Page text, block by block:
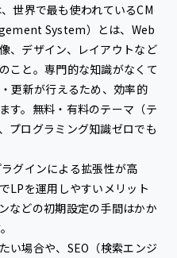
世界で最も使われているCM
System）とは、Web
、デザイン、レイアウトなど
こと。専門的な知識がなくて
更新が行えるため、効率的
す。無料・有料のテーマ（テ
プログラミング知識ゼロでも
グインによる拡張性が高
LPを運用しやすいメリット
などの初期設定の手間はかか
い場合や、SEO（検索エンジ